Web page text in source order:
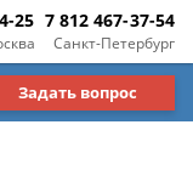
25
Санкт-Петербург
7 812 467-37-54
Задать вопрос